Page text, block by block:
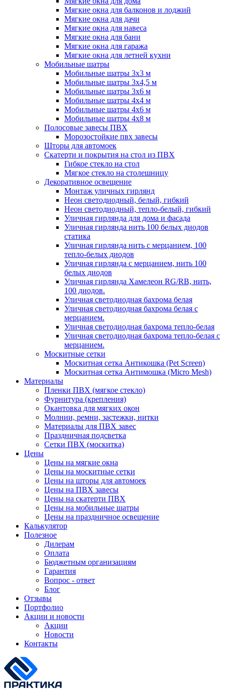
Мягкие окна для балконов и лоджий
Мягкие окна для дачи
Мягкие окна для навеса
Мягкие окна для бани
Мягкие окна для гаража
Мягкие окна для летней кухни
Мобильные шатры
Мобильные шатры 3х3 м
Мобильные шатры 3х4,5 м
Мобильные шатры 3х6 м
Мобильные шатры 4х4 м
Мобильные шатры 4х6 м
Мобильные шатры 4х8 м
Полосовые завесы ПВХ
Морозостойкие пвх завесы
Шторы для автомоек
Скатерти и покрытия на стол из ПВХ
Гибкое стекло на стол
Мягкое стекло на столешницу
Декоративное освещение
Монтаж уличных гирлянд
Неон светодиодный, белый, гибкий
Неон светодиодный, тепло-белый, гибкий
Уличная гирлянда для дома и фасада
Уличная гирлянда нить 100 белых диодов
статика
Уличная гирлянда нить с мерцанием, 100
тепло-белых диодов
Уличная гирлянда с мерцанием, нить 100
белых диодов
Уличная гирлянда Хамелеон RG/RB, нить,
100 диодов.
Уличная светодиодная бахрома белая
Уличная светодиодная бахрома белая с
мерцанием.
Уличная светодиодная бахрома тепло-белая
Уличная светодиодная бахрома тепло-белая с
мерцанием.
Москитные сетки
Москитная сетка Антикошка (Pet Screen)
Москитная сетка Антимошка (Micro Mesh)
Материалы
Пленки ПВХ (мягкое стекло)
Фурнитура (крепления)
Окантовка для мягких окон
Молнии, ремни, застежки, нитки
Материалы для ПВХ завес
Праздничная подсветка
Сетки ПВХ (москитка)
Цены
Цены на мягкие окна
Цены на москитные сетки
Цены на шторы для автомоек
Цены на ПВХ завесы
Цены на скатерти ПВХ
Цены на мобильные шатры
Цены на праздничное освещение
Калькулятор
Полезное
Дилерам
Оплата
Бюджетным организациям
Гарантия
Вопрос - ответ
Блог
Отзывы
Портфолио
Акции и новости
Акции
Новости
Контакты